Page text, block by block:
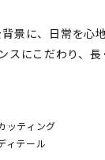
景に、日常を心
スにこだわり、
ッティング
ィテール